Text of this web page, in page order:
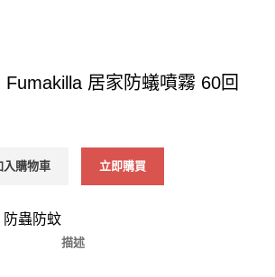
Fumakilla 居家防蟻噴霧 60回
入購物車 立即購買
防蟲防蚊
描述